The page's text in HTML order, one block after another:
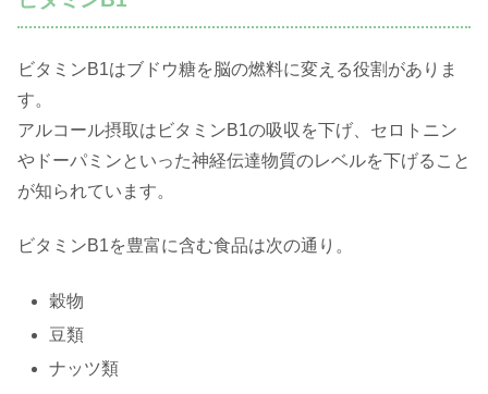
ビタミンB1はブドウ糖を脳の燃料に変える役割がありま
す。
アルコール摂取はビタミンB1の吸収を下げ、セロトニン
やドーパミンといった神経伝達物質のレベルを下げること
が知られています。
ビタミンB1を豊富に含む食品は次の通り。
穀物
豆類
ナッツ類